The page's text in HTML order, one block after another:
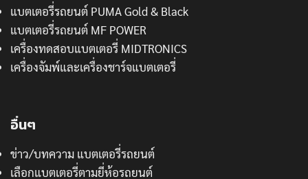
แบตเตอรี่รถยนต์ PUMA Gold & Black
แบตเตอรี่รถยนต์ MF POWER
เครื่องทดสอบแบตเตอรี่ MIDTRONICS
เครื่องจัมพ์และเครื่องชาร์จแบตเตอรี่
อื่นๆ
ข่าว/บทความ แบตเตอรี่รถยนต์
เลือกแบตเตอรี่ตามยี่ห้อรถยนต์